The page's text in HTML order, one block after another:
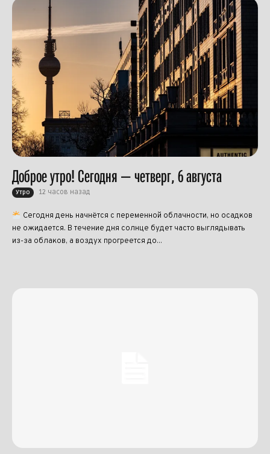
Доброе утро! Сегодня — четверг, 6 августа
Утро 12 часов назад
Сегодня день начнётся с переменной облачности, но осадков
не ожидается. В течение дня солнце будет часто выглядывать
из-за облаков, а воздух прогреется до...